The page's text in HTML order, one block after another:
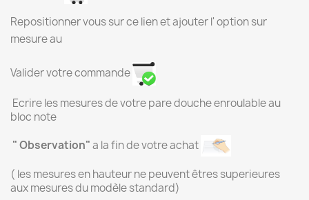
Repositionner vous sur ce lien et ajouter l' option sur
mesure au
Valider votre commande
Ecrire les mesures de votre pare douche enroulable au
bloc note
" Observation"a la fin de votre achat
( les mesures en hauteur ne peuvent êtres superieures
aux mesures du modèle standard)